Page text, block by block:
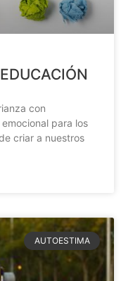
con
para los
criar a nuestros
AUTOESTIMA